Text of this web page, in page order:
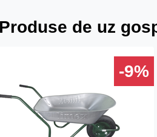
Produse de uz
-9%